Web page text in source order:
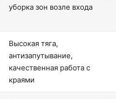
уборка зон возле входа
Высокая тяга,
антизапутывание,
качественная работа с
краями